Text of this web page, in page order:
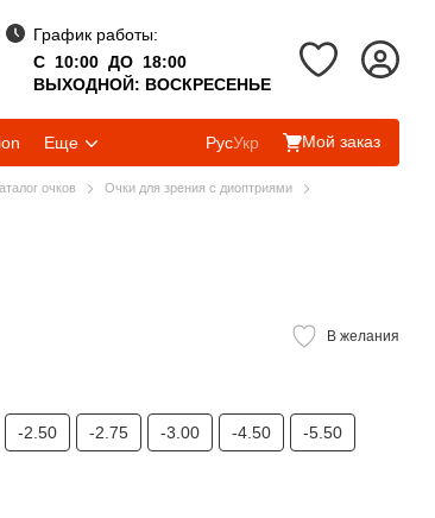
График работы:
С 10:00 ДО 18:00
ВЫХОДНОЙ: ВОСКРЕСЕНЬЕ
Еще РусУкр Мой заказ
очков
Очки для зрения с диоптриями
В желания
-2.50 -2.75 -3.00 -4.50 -5.50